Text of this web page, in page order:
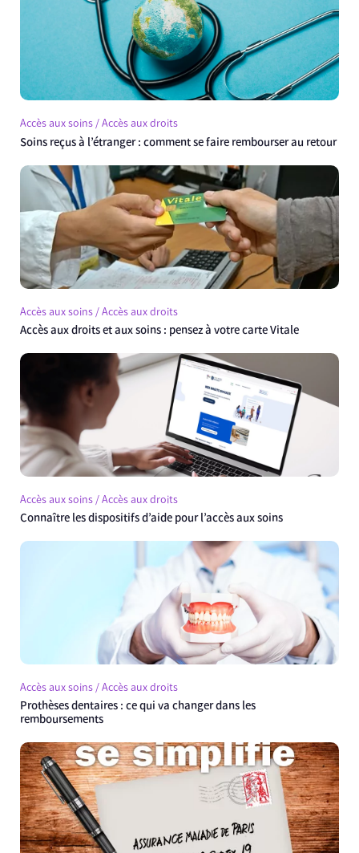
Accès aux soins / Accès aux droits
Soins reçus à l’étranger : comment se faire rembourser au retour
Accès aux soins / Accès aux droits
Accès aux droits et aux soins : pensez à votre carte Vitale
Accès aux soins / Accès aux droits
Connaître les dispositifs d’aide pour l’accès aux soins
Accès aux soins / Accès aux droits
Prothèses dentaires : ce qui va changer dans les
remboursements